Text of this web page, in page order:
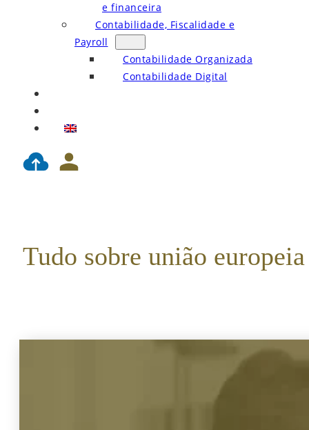
e financeira
Contabilidade, Fiscalidade e
Payroll
Contabilidade Organizada
Contabilidade Digital
Tudo sobre união europeia